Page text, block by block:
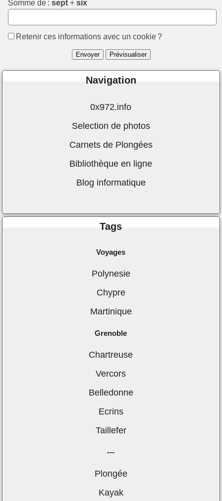
Somme de :sept +six
Retenir ces informations avec un cookie ?
Navigation
0x972.info
Selection de photos
Carnets de Plongées
Bibliothèque en ligne
Blog informatique
Tags
Voyages
Polynesie
Chypre
Martinique
Grenoble
Chartreuse
Vercors
Belledonne
Ecrins
Taillefer
---
Plongée
Kayak